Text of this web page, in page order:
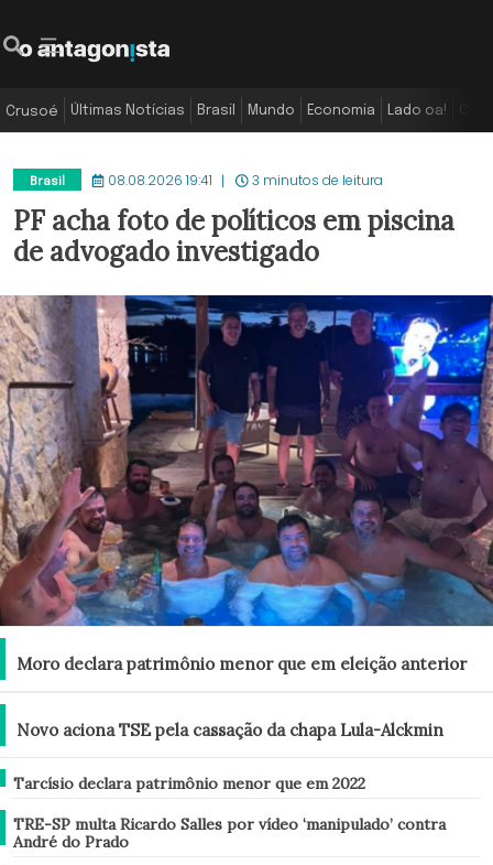
Crusoé Últimas Notícias Brasil Mundo Economia Lado oa!
Brasil 08.08.2026 19:41 3 minutos de leitura
PF acha foto de políticos em piscina
de advogado investigado
Moro declara patrimônio menor que em eleição anterior
Novo aciona TSE pela cassação da chapa Lula-Alckmin
Brasil
Tarcísio declara patrimônio menor que em 2022
Brasil
TRE-SP multa Ricardo Salles por vídeo ‘manipulado’ contra
André do Prado